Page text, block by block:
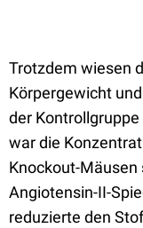
Trotzdem wiesen
Körpergewicht
der
war die
Knockout-
Angiotensin-II-
reduzierte den